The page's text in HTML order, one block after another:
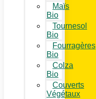
Maïs
Bio
Tournesol
Bio
Fourragères
Bio
Colza
Bio
Couverts
Végétaux